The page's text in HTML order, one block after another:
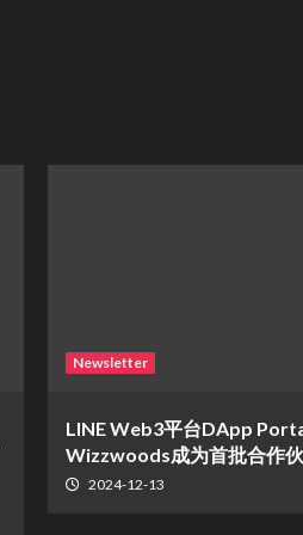
Newsletter
LINE Web3平台DApp
Wizzwoods成为首批合作
2024-12-13